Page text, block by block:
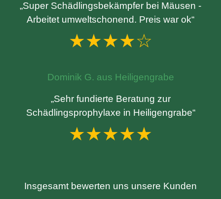
„Super Schädlingsbekämpfer bei Mäusen -
Arbeitet umweltschonend. Preis war ok“
★★★★☆
Dominik G. aus Heiligengrabe
„Sehr fundierte Beratung zur
Schädlingsprophylaxe in Heiligengrabe“
★★★★★
Insgesamt bewerten uns unsere Kunden